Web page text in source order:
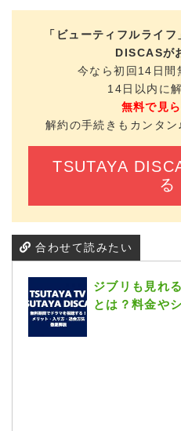
「ビューティフルライ
DISCASが
今なら初回14日間
14日以内に
無料で見
解約の手続きもカンタン
TSUTAYA
る
合わせて読みたい
ジブリも見れ
とは？料金や